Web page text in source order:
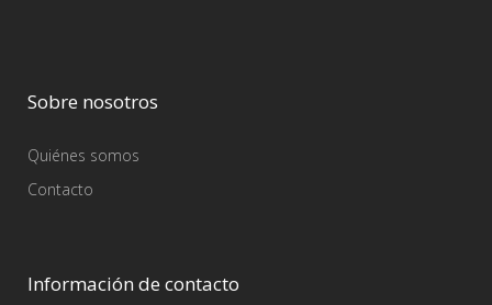
Sobre nosotros
Quiénes somos
Contacto
Información de contacto